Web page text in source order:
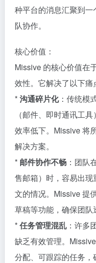
种平台的消息汇聚到
队协作。
核心价值：
Missive 的核心价值在
效性。它解决了以下痛
*沟通碎片化：传统模
（邮件、即时通讯工
效率低下。Missive 将
解决方案。
* 邮件协作不畅 ：团队
售邮箱）时，容易出
文的情况。Missive 提
草稿等功能，确保团队
*任务管理混乱 ：许多
缺乏有效管理。
分配、可跟踪的任务，